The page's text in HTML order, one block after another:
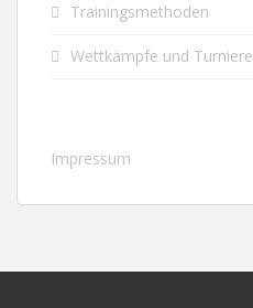
Trainingsmethoden
Wettkämpfe und Turniere
Impressum